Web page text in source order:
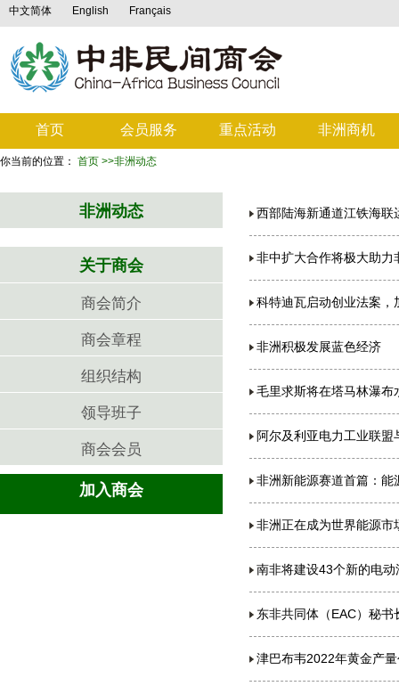
中文简体 English Français
首页 会员服务 重点活动 非洲商机
你当前的位置： 首页 >>非洲动态
非洲动态
关于商会
商会简介
商会章程
组织结构
领导班子
商会会员
加入商会
西部陆海新通道江铁海联
非中扩大合作将极大助力
科特迪瓦启动创业法案
非洲积极发展蓝色经济
毛里求斯将在塔马林瀑
阿尔及利亚电力工业联
非洲新能源赛道首篇：能
非洲正在成为世界能源市
南非将建设43个新的电
东非共同体（EAC）秘
津巴布韦2022年黄金产